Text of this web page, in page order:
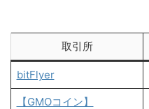
取引所
bitFlyer
【GMOコイン】